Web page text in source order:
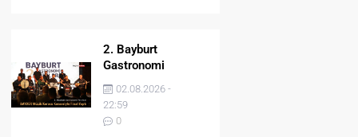
2. Bayburt
Gastronomi
Festivali BAYDER
Müzik Korosu
Konseriyle Final
Yaptı
02.08.2026 -
22:59
0